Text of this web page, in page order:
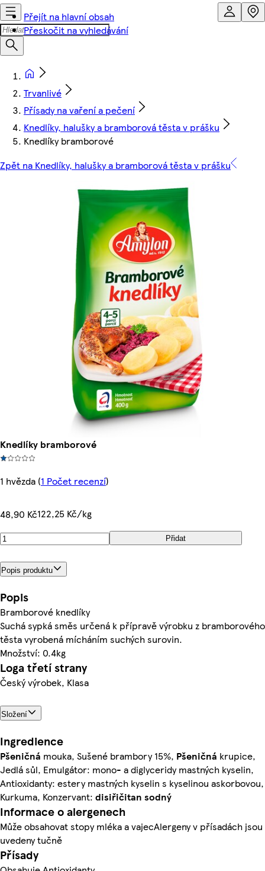
Přejít na hlavní obsah
Přeskočit na vyhledávání
Trvanlivé
Přísady na vaření a pečení
Knedlíky, halušky a bramborová těsta v prášku
Knedlíky bramborové
Zpět na Knedlíky, halušky a bramborová těsta v prášku
Knedlíky bramborové
1 hvězda (1 Počet recenzí)
48,90 Kč122,25 Kč/kg
Přidat
Popis produktu
Popis
Bramborové knedlíky
Suchá sypká směs určená k přípravě výrobku z bramborového
těsta vyrobená mícháním suchých surovin.
Množství: 0.4kg
Loga třetí strany
Český výrobek, Klasa
Složení
Ingredience
Pšeničná mouka, Sušené brambory 15%, Pšeničná krupice,
Jedlá sůl, Emulgátor: mono- a diglyceridy mastných kyselin,
Antioxidanty: estery mastných kyselin s kyselinou askorbovou,
Kurkuma, Konzervant: disiřičitan sodný
Informace o alergenech
Může obsahovat stopy mléka a vajecAlergeny v přísadách jsou
uvedeny tučně
Přísady